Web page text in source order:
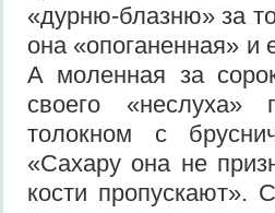
«дурню-блазню» за
она «опоганенная» и
А моленная за
своего «неслуха»
толокном с
«Сахару она не
кости пропускают».